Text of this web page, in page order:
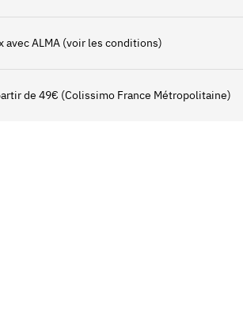
avec ALMA (voir les conditions)
de 49€ (Colissimo France Métropolitaine)